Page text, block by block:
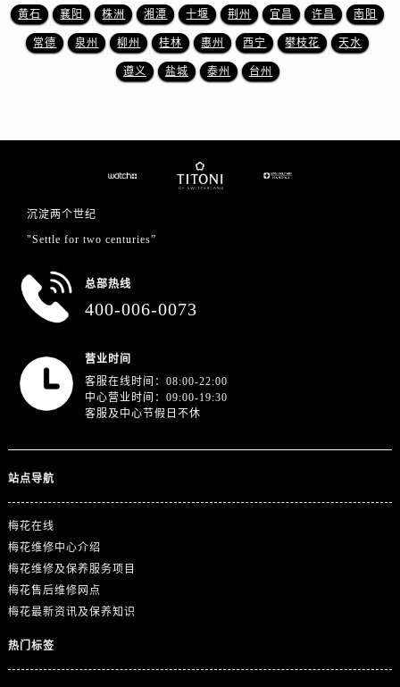
山东省日照市东港区烟台路售后服务中心（需提前预约）
山东省泰安市泰山区财源街道泰山大街售后服务中心（需提前预约）
山东省淄博市张店区金晶大道售后服务中心（需提前预约）
广东省潮州市潮安区新风路与潮汕路交汇处售后服务中心（需提前预约）
黄石 襄阳 株洲 湘潭 十堰 荆州 宜昌 许昌 南阳
常德 泉州 柳州 桂林 惠州 西宁 攀枝花 天水
遵义 盐城 泰州 台州
沉淀两个世纪
"Settle for two centuries”
总部热线
400-006-0073
营业时间
客服在线时间：08:00-22:00
中心营业时间：09:00-19:30
客服及中心节假日不休
站点导航
梅花在线
梅花维修中心介绍
梅花维修及保养服务项目
梅花售后维修网点
梅花最新资讯及保养知识
热门标签